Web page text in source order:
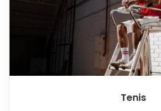
Tenis